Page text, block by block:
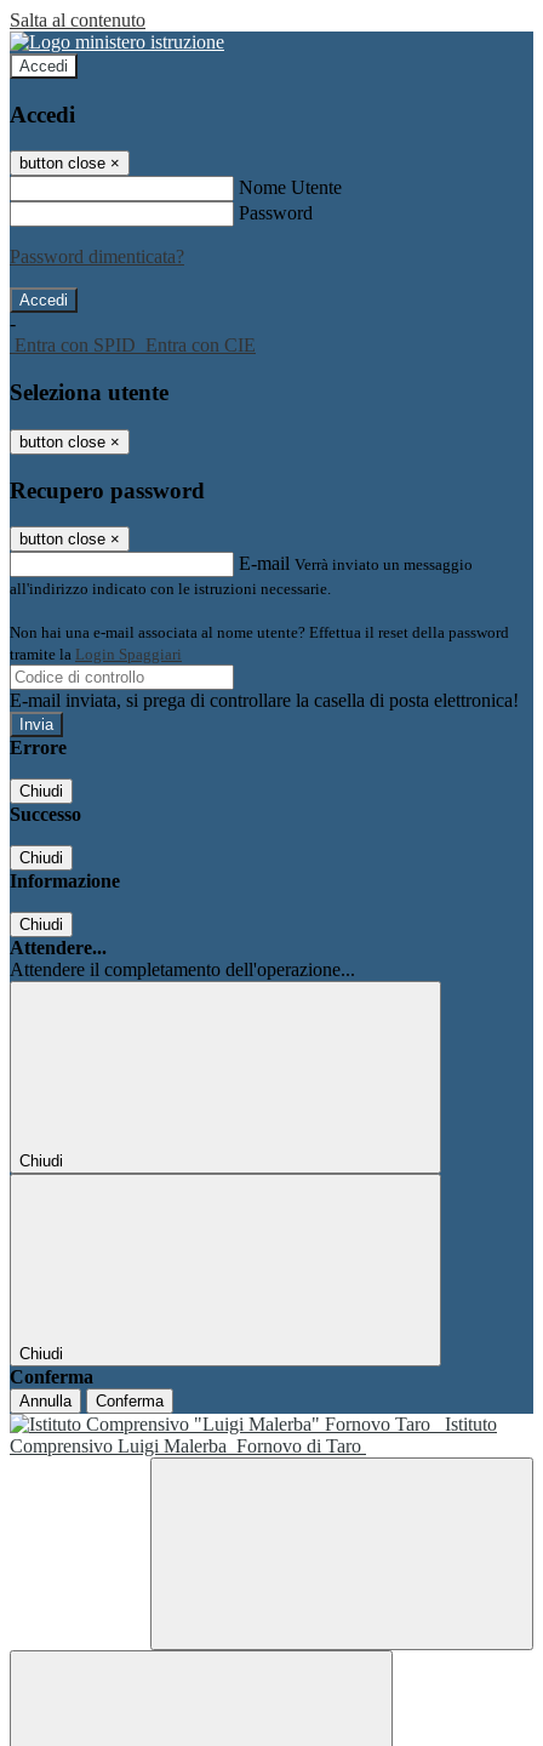
Salta al contenuto
Accedi
Accedi
button close ×
Nome Utente
Password
Password dimenticata?
-
Entra con SPID Entra con CIE
Seleziona utente
button close ×
Recupero password
button close ×
E-mail Verrà inviato un messaggio
all'indirizzo indicato con le istruzioni necessarie.
Non hai una e-mail associata al nome utente? Effettua il reset della password
tramite la Login Spaggiari
E-mail inviata, si prega di controllare la casella di posta elettronica!
Errore
Chiudi
Successo
Chiudi
Informazione
Chiudi
Attendere...
Attendere il completamento dell'operazione...
Chiudi
Chiudi
Conferma
Annulla Conferma
Istituto
Comprensivo Luigi Malerba Fornovo di Taro